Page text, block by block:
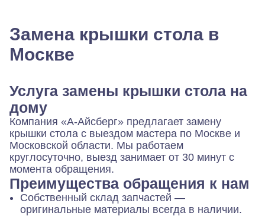
Замена крышки стола в
Москве
Услуга замены крышки стола на
дому
Компания «А-Айсберг» предлагает замену
крышки стола с выездом мастера по Москве и
Московской области. Мы работаем
круглосуточно, выезд занимает от 30 минут с
момента обращения.
Преимущества обращения к нам
Собственный склад запчастей —
оригинальные материалы всегда в наличии.